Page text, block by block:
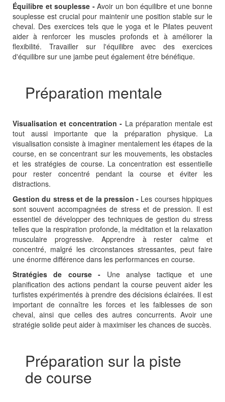
Équilibre et souplesse -Avoir un bon équilibre et une bonne
souplesse est crucial pour maintenir une position stable sur le
cheval. Des exercices tels que le yoga et le Pilates peuvent
aider à renforcer les muscles profonds et à améliorer la
flexibilité. Travailler sur l'équilibre avec des exercices
d'équilibre sur une jambe peut également être bénéfique.
Préparation mentale
Visualisation et concentration - La préparation mentale est
tout aussi importante que la préparation physique. La
visualisation consiste à imaginer mentalement les étapes de la
course, en se concentrant sur les mouvements, les obstacles
et les stratégies de course. La concentration est essentielle
pour rester concentré pendant la course et éviter les
distractions.
Gestion du stress et de la pression - Les courses hippiques
sont souvent accompagnées de stress et de pression. Il est
essentiel de développer des techniques de gestion du stress
telles que la respiration profonde, la méditation et la relaxation
musculaire progressive. Apprendre à rester calme et
concentré, malgré les circonstances stressantes, peut faire
une énorme différence dans les performances en course.
Stratégies de course - Une analyse tactique et une
planification des actions pendant la course peuvent aider les
turfistes expérimentés à prendre des décisions éclairées. Il est
important de connaître les forces et les faiblesses de son
cheval, ainsi que celles des autres concurrents. Avoir une
stratégie solide peut aider à maximiser les chances de succès.
Préparation sur la piste
de course